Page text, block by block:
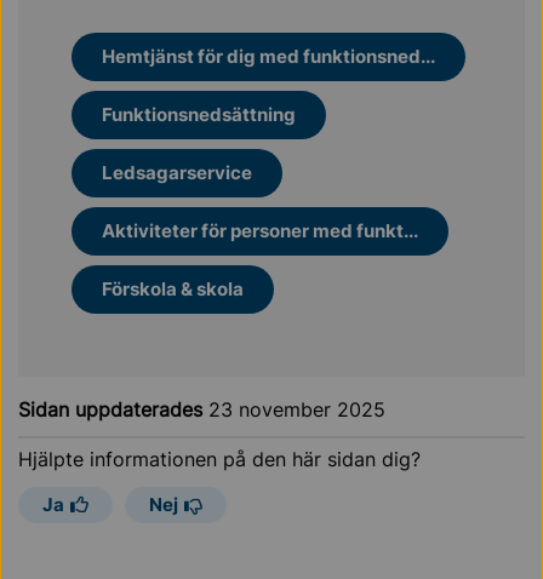
Hemtjänst för dig med funktionsned...
Funktionsnedsättning
Ledsagarservice
Aktiviteter för personer med funkt...
Förskola & skola
Sidan uppdaterades 23 november 2025
Hjälpte informationen på den här sidan dig?
Ja Nej